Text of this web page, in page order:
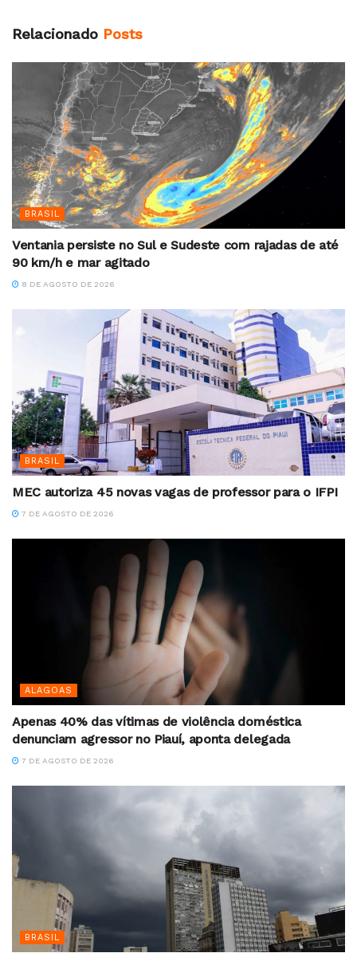
Relacionado Posts
BRASIL
Ventania persiste no Sul e Sudeste com rajadas de até
90 km/h e mar agitado
8 DE AGOSTO DE 2026
BRASIL
MEC autoriza 45 novas vagas de professor para o IFPI
7 DE AGOSTO DE 2026
ALAGOAS
Apenas 40% das vítimas de violência doméstica
denunciam agressor no Piauí, aponta delegada
7 DE AGOSTO DE 2026
BRASIL